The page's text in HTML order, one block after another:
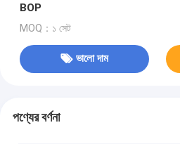
BOP
MOQ：১ সেট
ভালো দাম
পণ্যের বর্ণনা